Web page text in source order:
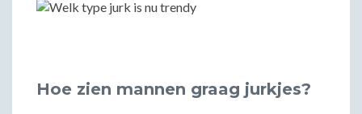
Hoe zien mannen graag jurkjes?